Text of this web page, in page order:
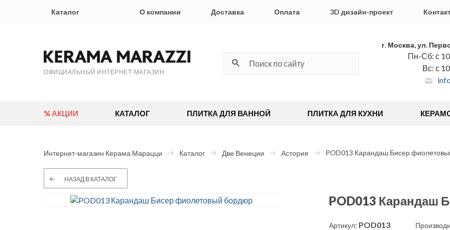
Каталог О компании Доставка Оплата 3D дизайн-проект
ОФИЦИАЛЬНЫЙ ИНТЕРНЕТ-МАГАЗИН
г. Москва, ул.
Пн-Сб: с
Вс: с
% АКЦИИ КАТАЛОГ ПЛИТКА ДЛЯ ВАННОЙ ПЛИТКА ДЛЯ КУХНИ
Интернет-магазин Керама Марацци Каталог Две Венеции Астория POD013 Карандаш Бисер
НАЗАД В КАТАЛОГ
POD013 Карандаш
Артикул: POD013